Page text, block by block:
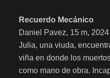
Recuerdo Mecánico
Daniel Pavez, 15 m, 2024
Julia, una viuda,
viña en donde los
como mano de obra.